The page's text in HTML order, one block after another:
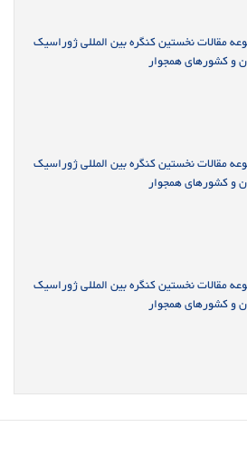
مقالات نخستین کنگره بین المللی ژوراسیک
و کشورهای همجوار
مقالات نخستین کنگره بین المللی ژوراسیک
و کشورهای همجوار
مقالات نخستین کنگره بین المللی ژوراسیک
و کشورهای همجوار